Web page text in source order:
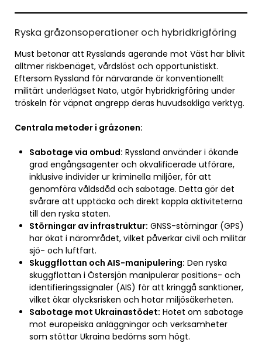
Ryska gråzonsoperationer och hybridkrigföring
Must betonar att Rysslands agerande mot Väst har blivit
alltmer riskbenäget, vårdslöst och opportunistiskt.
Eftersom Ryssland för närvarande är konventionellt
militärt underlägset Nato, utgör hybridkrigföring under
tröskeln för väpnat angrepp deras huvudsakliga verktyg.
Centrala metoder i gråzonen:
Sabotage via ombud: Ryssland använder i ökande
grad engångsagenter och okvalificerade utförare,
inklusive individer ur kriminella miljöer, för att
genomföra våldsdåd och sabotage. Detta gör det
svårare att upptäcka och direkt koppla aktiviteterna
till den ryska staten.
Störningar av infrastruktur: GNSS-störningar (GPS)
har ökat i närområdet, vilket påverkar civil och militär
sjö- och luftfart.
Skuggflottan och AIS-manipulering: Den ryska
skuggflottan i Östersjön manipulerar positions- och
identifieringssignaler (AIS) för att kringgå sanktioner,
vilket ökar olycksrisken och hotar miljösäkerheten.
Sabotage mot Ukrainastödet: Hotet om sabotage
mot europeiska anläggningar och verksamheter
som stöttar Ukraina bedöms som högt.